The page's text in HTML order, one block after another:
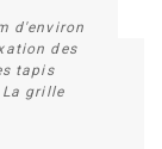
d'environ
des
tapis
grille